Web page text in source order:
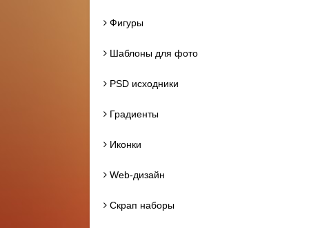
Фигуры
Шаблоны для фото
PSD исходники
Градиенты
Иконки
Web-дизайн
Скрап наборы